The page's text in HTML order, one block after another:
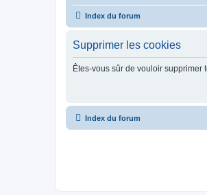
Index du forum
Supprimer les cookies
Êtes-vous sûr de vouloir supprimer
Index du forum